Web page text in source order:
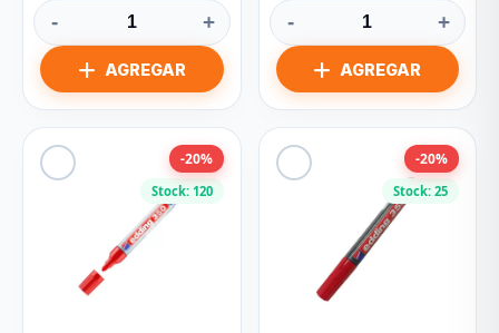
- + - +
Stock: 120
-20%
Stock: 25
-20%